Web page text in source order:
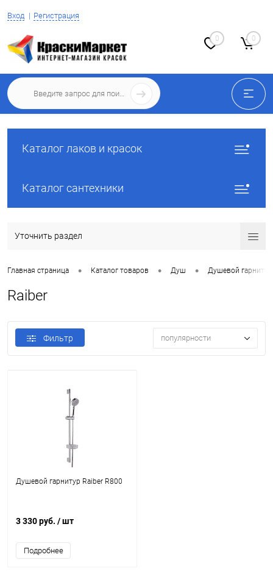
Вход Регистрация
0 0
Каталог лаков и красок
Каталог сантехники
Уточнить раздел
Главная страница • Каталог товаров • Душ • Душевой гарнитур
Raiber
Фильтр популярности
Душевой гарнитур Raiber R800
3 330 руб. / шт
Подробнее